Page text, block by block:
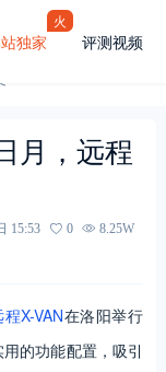
独家
火
评测视频
月，远程
15:53 0
8.25W
X-VAN在洛阳举行
的功能配置，吸引